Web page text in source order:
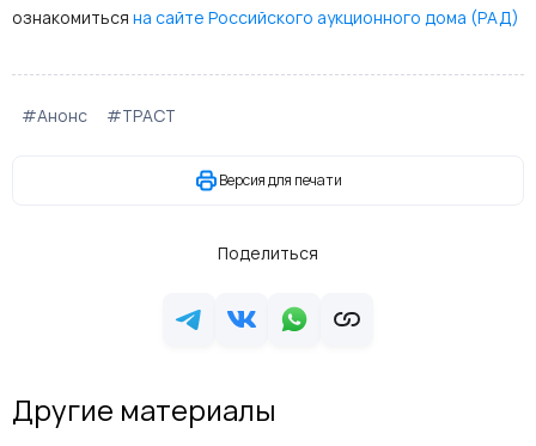
ознакомиться на сайте Российского аукционного дома (РАД)
#Анонс #ТРАСТ
Версия для печати
Поделиться
Другие материалы